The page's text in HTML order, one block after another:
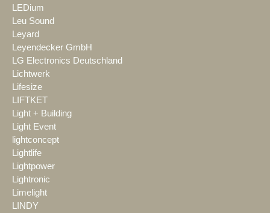
LEDium
Leu Sound
Leyard
Leyendecker GmbH
LG Electronics Deutschland
Lichtwerk
Lifesize
LIFTKET
Light + Building
Light Event
lightconcept
Lightlife
Lightpower
Lightronic
Limelight
LINDY